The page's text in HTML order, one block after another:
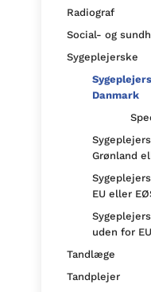
Radiograf
Social- og
Sygeplejerske
Danmark
Grønland
EU eller
uden for
Tandlæge
Tandplejer